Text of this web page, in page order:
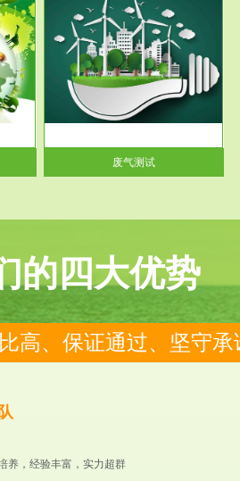
有机
主要
废气测试
的四大优势
高、保证通过、坚守承
养，经验丰富，实力超群